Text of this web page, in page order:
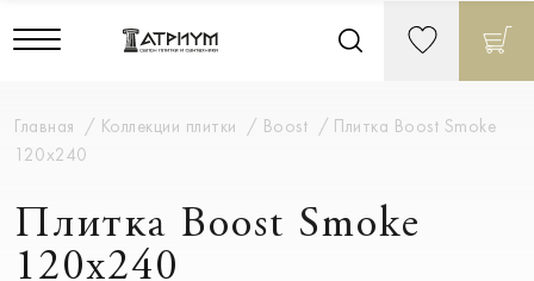
Главная Коллекции плитки Boost
Плитка Boost Smoke
120x240
Плитка Boost Smoke
120x240